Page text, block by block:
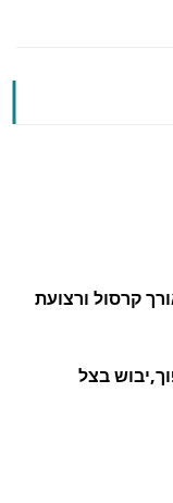
קרסול ורצועת
בצל